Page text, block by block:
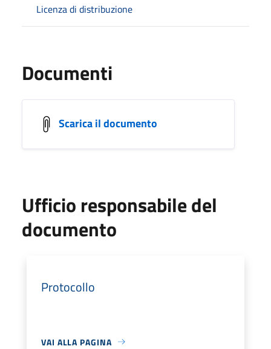
Licenza di distribuzione
Documenti
Scarica il documento
Ufficio responsabile del
documento
Protocollo
VAI ALLA PAGINA